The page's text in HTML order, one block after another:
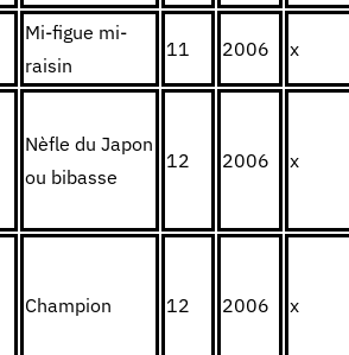
Mi-figue mi-
raisin
11 2006 x
Nèfle du Japon
ou bibasse
12 2006 x
Champion 12 2006 x